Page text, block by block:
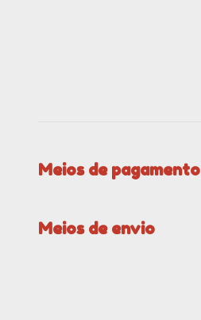
Meios de pagamento
Meios de envio